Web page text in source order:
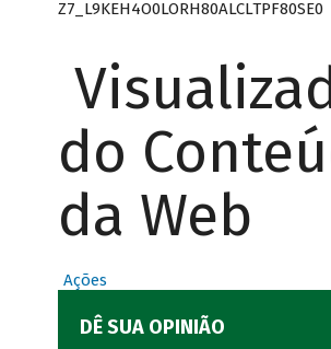
Z7_L9KEH4O0LORH80ALCLTPF80SE0
do
da Web
Ações
DÊ SUA OPINIÃO